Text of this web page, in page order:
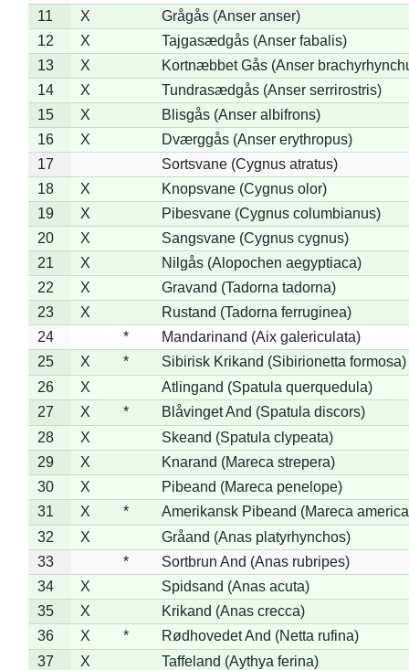
11
X
Grågås (Anser anser)
12
X
Tajgasædgås (Anser fabalis)
13
X
Kortnæbbet Gås (Anser
14
X
Tundrasædgås (Anser serrirostris)
15
X
Blisgås (Anser albifrons)
16
X
Dværggås (Anser erythropus)
17
Sortsvane (Cygnus atratus)
18
X
Knopsvane (Cygnus olor)
19
X
Pibesvane (Cygnus columbianus)
20
X
Sangsvane (Cygnus cygnus)
21
X
Nilgås (Alopochen aegyptiaca)
22
X
Gravand (Tadorna tadorna)
23
X
Rustand (Tadorna ferruginea)
24
*
Mandarinand (Aix galericulata)
25
X *
Sibirisk Krikand (Sibirionetta formosa)
26
X
Atlingand (Spatula querquedula)
27
X *
Blåvinget And (Spatula discors)
28
X
Skeand (Spatula clypeata)
29
X
Knarand (Mareca strepera)
30
X
Pibeand (Mareca penelope)
31
X *
Amerikansk Pibeand (Mareca
32
X
Gråand (Anas platyrhynchos)
33
*
Sortbrun And (Anas rubripes)
34
X
Spidsand (Anas acuta)
35
X
Krikand (Anas crecca)
36
X *
Rødhovedet And (Netta rufina)
37
X
Taffeland (Aythya ferina)